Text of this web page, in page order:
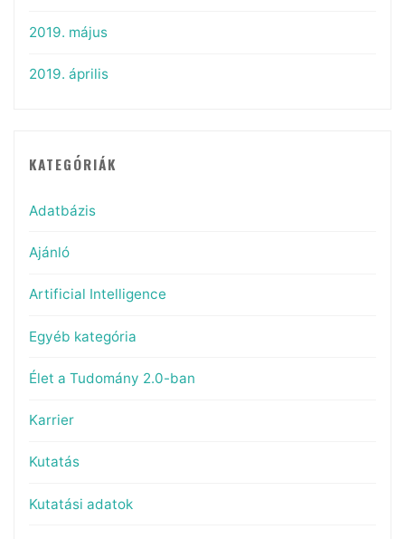
2019. május
2019. április
KATEGÓRIÁK
Adatbázis
Ajánló
Artificial Intelligence
Egyéb kategória
Élet a Tudomány 2.0-ban
Karrier
Kutatás
Kutatási adatok